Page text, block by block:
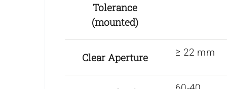
Tolerance
(mounted)
Clear Aperture ≥ 22 mm